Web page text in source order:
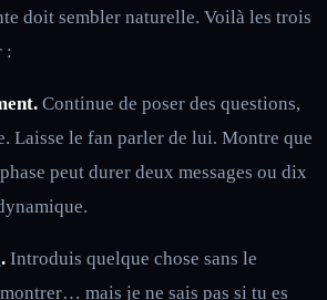
doit sembler naturelle. Voilà les trois
:
Continue de poser des questions,
Laisse le fan parler de lui. Montre que
peut durer deux messages ou dix
Introduis quelque chose sans le
mais je ne sais pas si tu es